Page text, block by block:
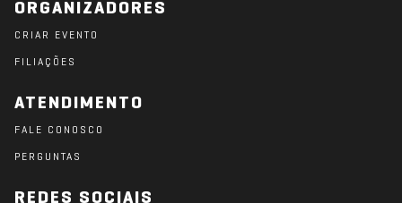
ORGANIZADORES
CRIAR EVENTO
FILIAÇÕES
ATENDIMENTO
FALE CONOSCO
PERGUNTAS
REDES SOCIAIS